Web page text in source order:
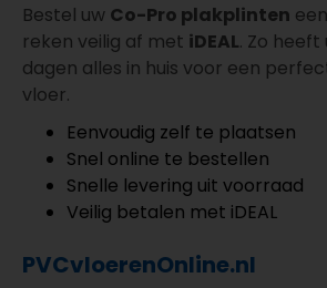
Bestel uw Co-Pro plakplinten
reken veilig af met iDEAL. Zo
dagen alles in huis voor een
vloer.
Eenvoudig zelf te plaatsen
Snel online te bestellen
Snelle levering uit voorraad
Veilig betalen met iDEAL
PVCvloerenOnline.nl